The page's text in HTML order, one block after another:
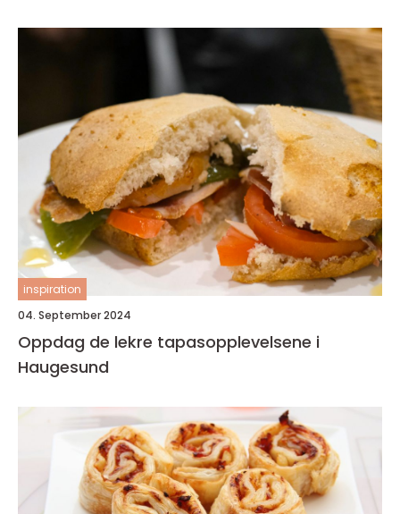
inspiration
04. September 2024
Oppdag de lekre tapasopplevelsene i
Haugesund